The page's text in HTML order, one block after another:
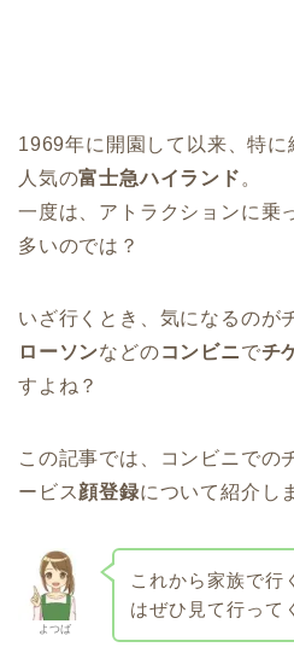
1969年に開園して以来、特
人気の富士急ハイランド 。
一度は、アトラクションに乗
多いのでは？
いざ行くとき、気になるのが
ローソンなどのコンビニでチ
すよね？
この記事では、コンビニでの
ービス 顔登録について紹介し
よつば
これから家族で行
はぜひ見て行って